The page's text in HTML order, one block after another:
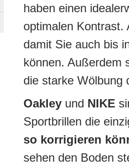
haben einen
optimalen Kontrast.
damit Sie auch bis
können. Außerdem
die starke Wölbung
Oakley und NIKE
Sportbrillen die
so korrigieren
sehen den Boden